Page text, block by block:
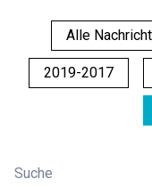
Alle
2019-2017